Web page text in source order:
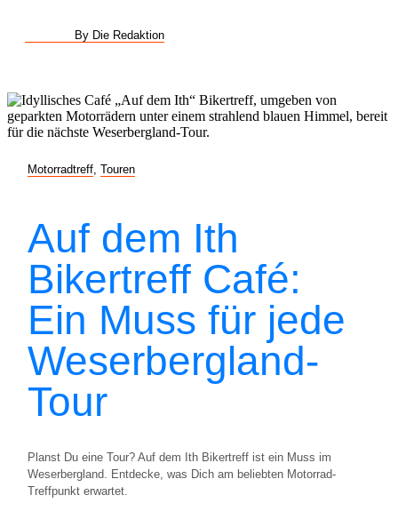
By Die Redaktion
Motorradtreff Touren
Auf dem Ith
Bikertreff Café:
Ein Muss für jede
Weserbergland-
Tour
Planst Du eine Tour? Auf dem Ith Bikertreff ist ein Muss im
Weserbergland. Entdecke, was Dich am beliebten Motorrad-
Treffpunkt erwartet.